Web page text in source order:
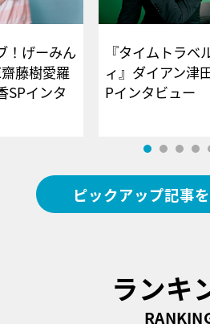
！げーみん
藤樹愛羅
SPインタ
『タイムトラベ
ィ』ダイアン津
Pインタビ
ピックアップ記事
ランキ